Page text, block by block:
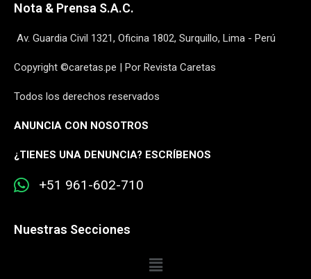
Nota & Prensa S.A.C.
Av. Guardia Civil 1321, Oficina 1802, Surquillo, Lima - Perú
Copyright ©caretas.pe | Por Revista Caretas
Todos los derechos reservados
ANUNCIA CON NOSOTROS
¿TIENES UNA DENUNCIA? ESCRÍBENOS
+51 961-602-710
Nuestras Secciones